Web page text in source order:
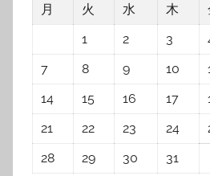
月
火 水 木
1
2 3
7
8 9 10
14
15 16 17
21
22 23 24
28
29 30 31